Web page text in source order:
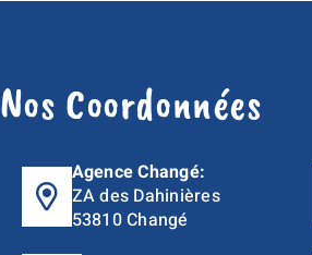
Nos Coordonnées
Agence Changé:
ZA des Dahinières
53810 Changé